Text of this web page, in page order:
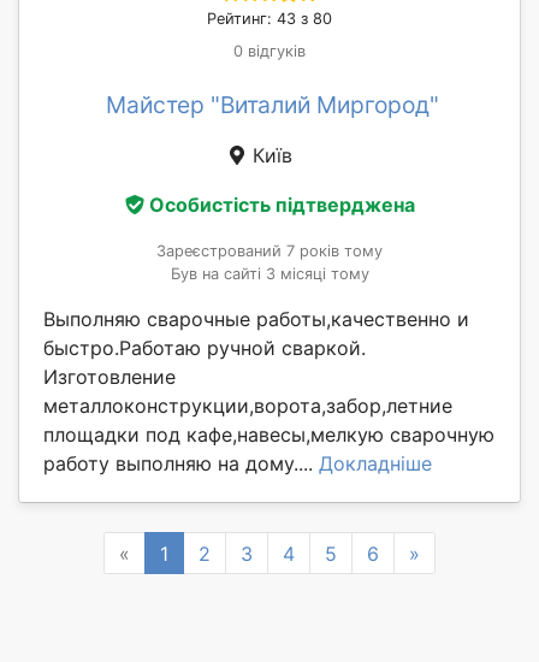
Рейтинг: 43 з 80
0 відгуків
Майстер "Виталий Миргород"
Київ
Особистість підтверджена
Зареєстрований 7 років тому
Був на сайті 3 місяці тому
Выполняю сварочные работы,качественно и
быстро.Работаю ручной сваркой.
Изготовление
металлоконструкции,ворота,забор,летние
площадки под кафе,навесы,мелкую сварочную
работу выполняю на дому.... Докладніше
« Previous
1 2 3 4 5 6 »